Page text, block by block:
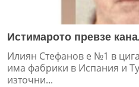
Истимарото превзе
Илиян Стефанов е №1 в
има фабрики в Испания и
източни...